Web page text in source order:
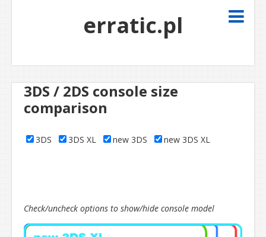
erratic.pl
3DS / 2DS console size
comparison
3DS 3DS XL new 3DS new 3DS XL
Check/uncheck options to show/hide console model